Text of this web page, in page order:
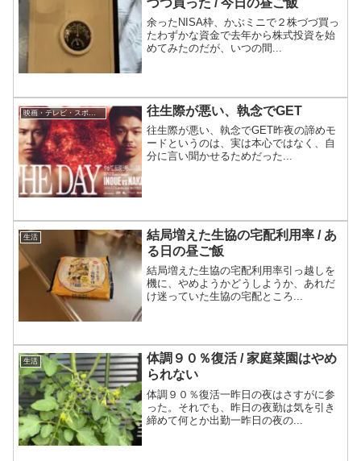
余ったNISA枠、かぶミニで２株づづ買っ
たわずかな資金で去年から株式投資を始
めてみたのだが、いつの間...
映画・テレビ・スポーツ観戦 往生際が悪い、執念でGET
往生際が悪い、執念でGET昨夜の諦めモ
ードというのは、実は本心ではなく、自
分に言い聞かせるためだった...
生活
結局増えた生協の宅配利用率 / あ
る日の昼ご飯
結局増えた生協の宅配利用率引っ越しを
機に、やめようかどうしようか、あれだ
け迷っていた生協の宅配ところ...
生活
体調９０％復活 / 家庭菜園はやめ
られない
体調９０％復活一昨日の夜はさすがに参
った。それでも、昨日の夜勤は気を引き
締めて何とか出勤一昨日の夜の...